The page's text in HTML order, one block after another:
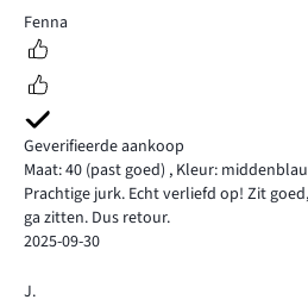
4
Fenna
Geverifieerde aankoop
Maat: 40 (past goed) , Kleur:
Prachtige jurk. Echt verliefd op! Zit
ga zitten. Dus retour.
2025-09-30
4
J.